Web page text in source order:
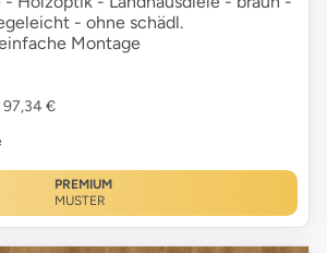
- ohne schädl.
Montage
97,34 €
PREMIUM
MUSTER